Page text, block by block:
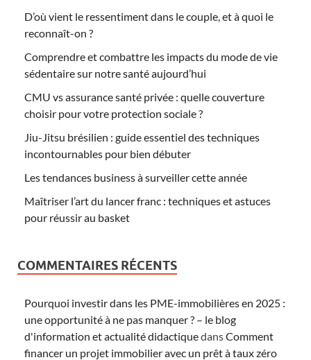
D’où vient le ressentiment dans le couple, et à quoi le
reconnaît-on ?
Comprendre et combattre les impacts du mode de vie
sédentaire sur notre santé aujourd’hui
CMU vs assurance santé privée : quelle couverture
choisir pour votre protection sociale ?
Jiu-Jitsu brésilien : guide essentiel des techniques
incontournables pour bien débuter
Les tendances business à surveiller cette année
Maîtriser l’art du lancer franc : techniques et astuces
pour réussir au basket
COMMENTAIRES RÉCENTS
Pourquoi investir dans les PME-immobilières en 2025 :
une opportunité à ne pas manquer ? – le blog
d'information et actualité didactiquedansComment
financer un projet immobilier avec un prêt à taux zéro